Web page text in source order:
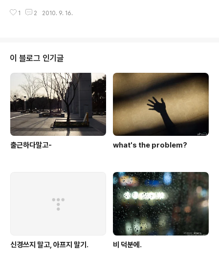
다 훨씬 화질이 좋았더랬죠 그리고 집에 돌아와 렌즈 마운
었던 관계로.. 목요일 저녁인 오늘에야 받게되었다. 박스와
답다...!!; 충전 플러그와 USB 케이블, 이어폰이 같이 들어
있고. 위 사진의 오른쪽에 있던 것의 내용물. 설명서와 스티
커 등등. 사실. 아이폰은 앞면보다도 뒷면이 더 마음에 들었
고. 그보다 더 마음에 들었던건 기존 아이팟 터치 2세대, 기
존 아이폰 시리즈와는 달리 아이팟..
1 2 2010. 9. 16.
이 블로그 인기글
출근하다말고- what's the problem?
신경쓰지 말고, 아프지 말기. 비 덕분에.